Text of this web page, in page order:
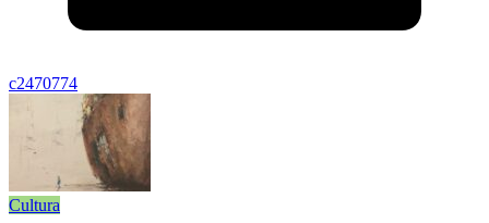
c2470774
Cultura